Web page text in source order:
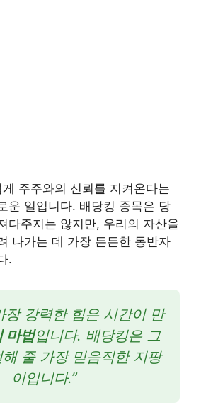
주주와의 신뢰를 지켜온다는
운 일입니다. 배당킹 종목은 당
다주지는 않지만, 우리의 자산을
나가는 데 가장 든든한 동반자
.
장 강력한 힘은 시간이 만
마법입니다. 배당킹은 그
줄 가장 믿음직한 지팡
이입니다.”